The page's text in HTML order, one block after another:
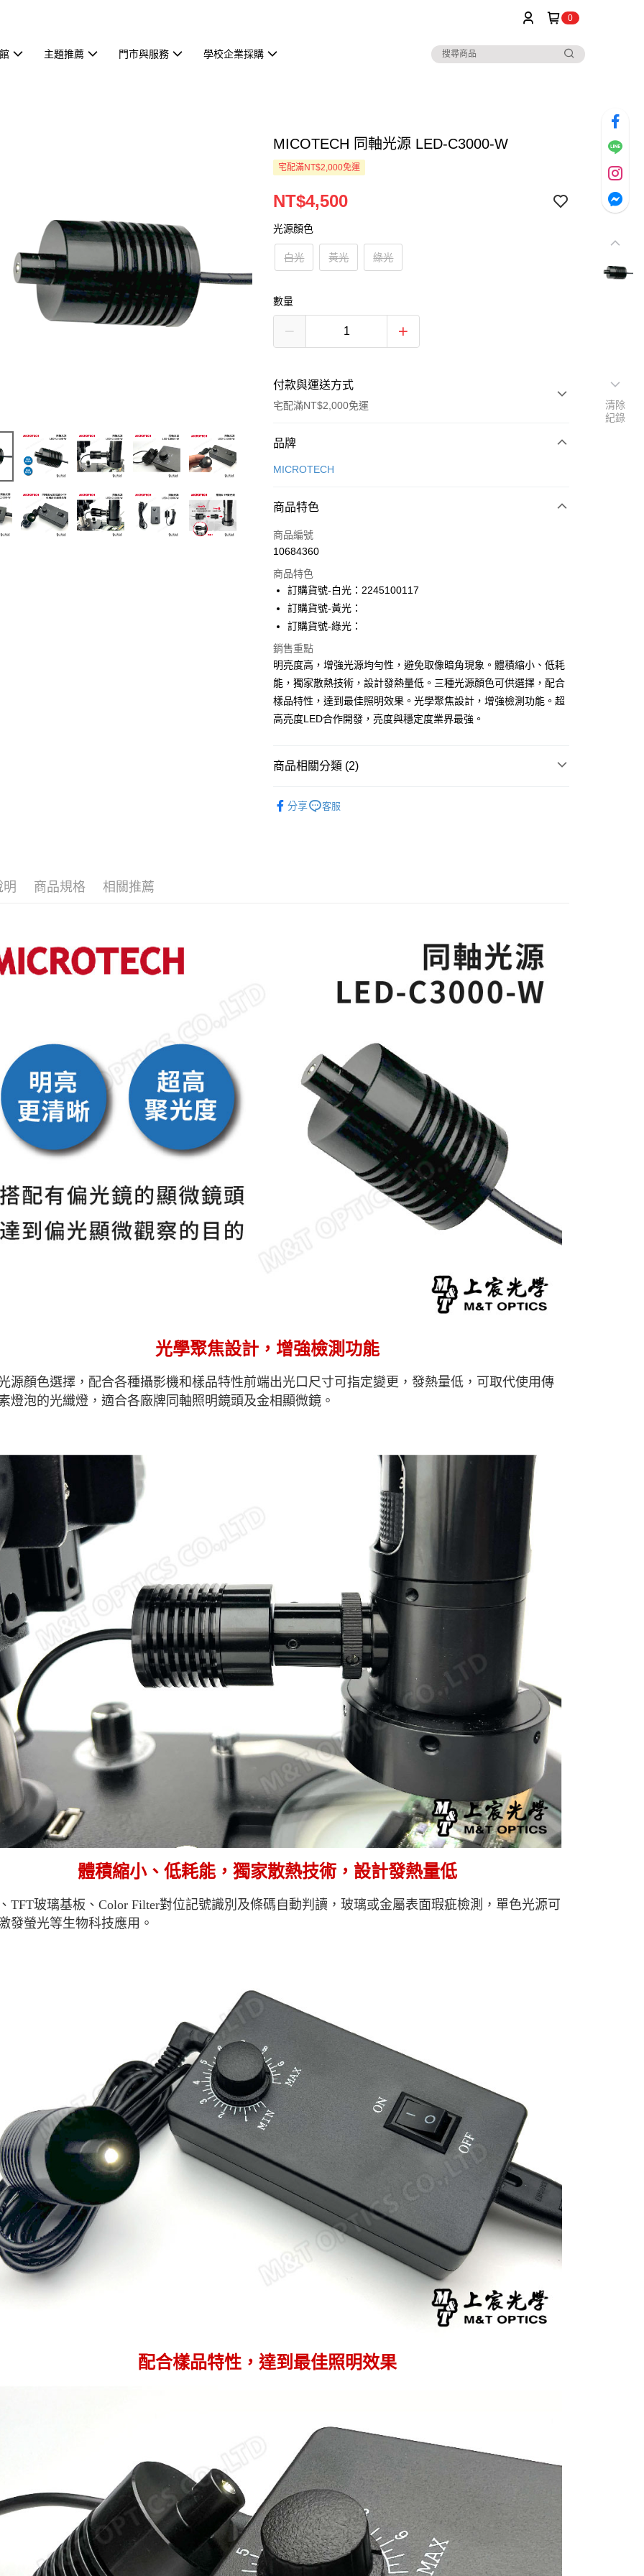
0
主題推薦 門市與服務 學校企業採購
MICOTECH 同軸光源 LED-C3000-W
宅配滿NT$2,000免運
NT$4,500
光源顏色
白光 黃光 綠光
數量
付款與運送方式
宅配滿NT$2,000免運
付款方式
信用卡一次付款
ATM付款
運送方式
郵寄到府(台灣本島適用)
每筆NT$100，滿NT$2,000(含以上)免運費
台灣離島寄送(基本運費100元+離島加收80元)
每筆NT$180，滿NT$2,000(含以上)免運費
品牌
MICROTECH
商品特色
商品編號
10684360
商品特色
訂購貨號-白光：2245100117
訂購貨號-黃光：
訂購貨號-綠光：
銷售重點
明亮度高，增強光源均勻性，避免取像暗角現象。體積縮小、低耗
能，獨家散熱技術，設計發熱量低。三種光源顏色可供選擇，配合
樣品特性，達到最佳照明效果。光學聚焦設計，增強檢測功能。超
高亮度LED合作開發，亮度與穩定度業界最強。
商品相關分類 (2)
分享 客服
明 商品規格 相關推薦
光學聚焦設計，增強檢測功能
源顏色選擇，配合各種攝影機和樣品特性前端出光口尺寸可指定變更，發熱量低，可取代使用傳
燈泡的光纖燈，適合各廠牌同軸照明鏡頭及金相顯微鏡。
體積縮小、低耗能，獨家散熱技術，設計發熱量低
TFT玻璃基板、Color Filter對位記號識別及條碼自動判讀，玻璃或金屬表面瑕疵檢測，單色光源可
發螢光等生物科技應用。
配合樣品特性，達到最佳照明效果
清除
紀錄